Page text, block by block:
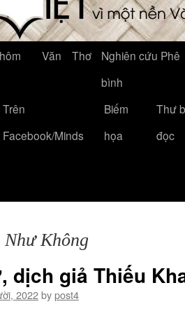
Văn Thơ
Nghiên cứu Phê
bình
Trên
Facebook/Minds
Biếm
họa
Thư
đọc
Như Không
dịch giả Thiếu
2022bypost4